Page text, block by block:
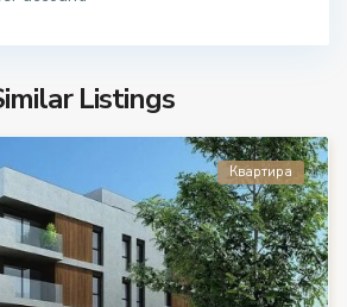
Listings
Квартира